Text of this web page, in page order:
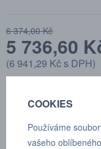
6 374,00 Kč
5 736,60
(6 941,29 Kčs DPH)
COOKIES
Používáme
vašeho